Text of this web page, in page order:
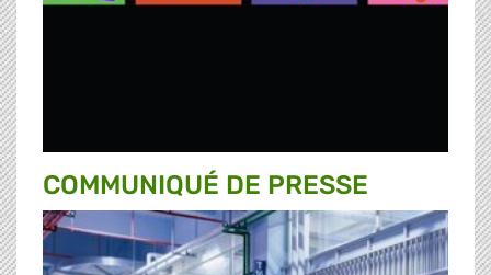
COMMUNIQUÉ DE PRESSE